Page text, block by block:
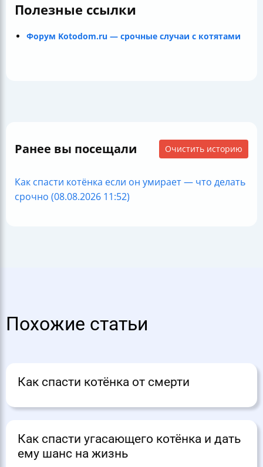
Полезные ссылки
Форум Kotodom.ru — срочные случаи с котятами
Ранее вы посещали Очистить историю
Как спасти котёнка если он умирает — что делать
срочно (08.08.2026 11:52)
Похожие статьи
Как спасти котёнка от смерти
Как спасти угасающего котёнка и дать
ему шанс на жизнь